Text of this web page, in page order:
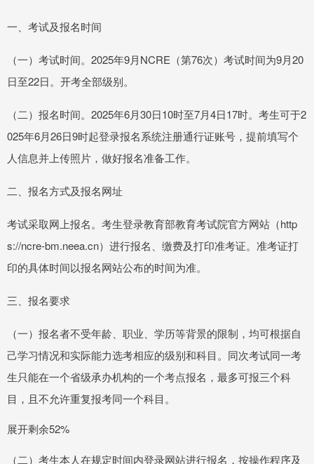
一、考试及报名时间
（一）考试时间。2025年9月NCRE（第76次）考试时间为9月20
日至22日。开考全部级别。
（二）报名时间。2025年6月30日10时至7月4日17时。考生可于2
025年6月26日9时起登录报名系统注册通行证账号，提前填写个
人信息并上传照片，做好报名准备工作。
二、报名方式及报名网址
考试采取网上报名。考生登录教育部教育考试院官方网站（http
s://ncre-bm.neea.cn）进行报名、缴费及打印准考证。准考证打
印的具体时间以报名网站公布的时间为准。
三、报名要求
（一）报名者不受年龄、职业、学历等背景的限制，均可根据自
己学习情况和实际能力选考相应的级别和科目。同次考试同一考
生只能在一个省级承办机构的一个考点报名，最多可报三个科
目，且不允许重复报考同一个科目。
展开剩余52%
（二）考生本人在规定时间内登录网站进行报名，按操作程序及